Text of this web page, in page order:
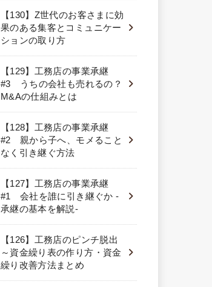
【130】Z世代のお客さまに効
果のある集客とコミュニケー
ションの取り方
【129】工務店の事業承継
#3 うちの会社も売れるの？
M&Aの仕組みとは
【128】工務店の事業承継
#2 親から子へ、モメること
なく引き継ぐ方法
【127】工務店の事業承継
#1 会社を誰に引き継ぐか -
承継の基本を解説-
【126】工務店のピンチ脱出
～資金繰り表の作り方・資金
繰り改善方法まとめ